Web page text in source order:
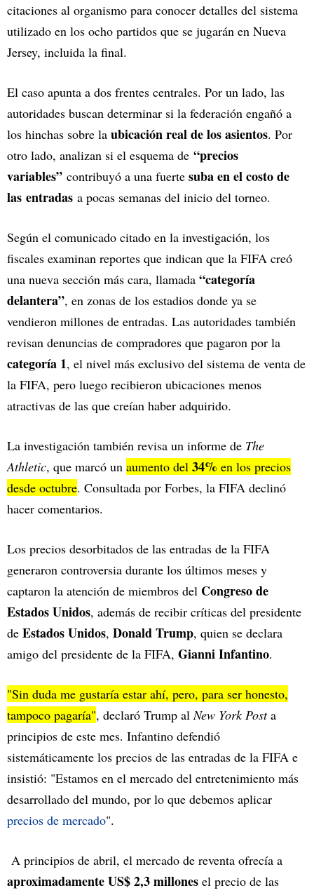
citaciones al organismo para conocer detalles del sistema
utilizado en los ocho partidos que se jugarán en Nueva
Jersey, incluida la final.
El caso apunta a dos frentes centrales. Por un lado, las
autoridades buscan determinar si la federación engañó a
los hinchas sobre la ubicación real de los asientos. Por
otro lado, analizan si el esquema de “precios
variables” contribuyó a una fuerte suba en el costo de
las entradas a pocas semanas del inicio del torneo.
Según el comunicado citado en la investigación, los
fiscales examinan reportes que indican que la FIFA creó
una nueva sección más cara, llamada “categoría
delantera”, en zonas de los estadios donde ya se
vendieron millones de entradas. Las autoridades también
revisan denuncias de compradores que pagaron por la
categoría 1, el nivel más exclusivo del sistema de venta de
la FIFA, pero luego recibieron ubicaciones menos
atractivas de las que creían haber adquirido.
La investigación también revisa un informe de The
Athletic, que marcó un aumento del 34% en los precios
desde octubre. Consultada por Forbes, la FIFA declinó
hacer comentarios.
Los precios desorbitados de las entradas de la FIFA
generaron controversia durante los últimos meses y
captaron la atención de miembros del Congreso de
Estados Unidos, además de recibir críticas del presidente
de Estados Unidos, Donald Trump, quien se declara
amigo del presidente de la FIFA, Gianni Infantino.
"Sin duda me gustaría estar ahí, pero, para ser honesto,
tampoco pagaría", declaró Trump alNew York Posta
principios de este mes. Infantino defendió
sistemáticamente los precios de las entradas de la FIFA e
insistió: "Estamos en el mercado del entretenimiento más
desarrollado del mundo, por lo que debemos aplicar
precios de mercado".
A principios de abril, el mercado de reventa ofrecía a
aproximadamente US$ 2,3 millones el precio de las